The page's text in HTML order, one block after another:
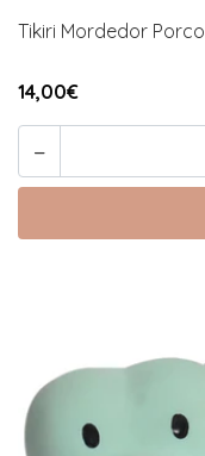
Tikiri Mordedor Porco
14,00€
-